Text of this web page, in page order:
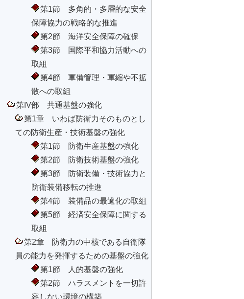
第1節 多角的・多層的な安全
保障協力の戦略的な推進
第2節 海洋安全保障の確保
第3節 国際平和協力活動への
取組
第4節 軍備管理・軍縮や不拡
散への取組
第IV部 共通基盤の強化
第1章 いわば防衛力そのものとし
ての防衛生産・技術基盤の強化
第1節 防衛生産基盤の強化
第2節 防衛技術基盤の強化
第3節 防衛装備・技術協力と
防衛装備移転の推進
第4節 装備品の最適化の取組
第5節 経済安全保障に関する
取組
第2章 防衛力の中核である自衛隊
員の能力を発揮するための基盤の強化
第1節 人的基盤の強化
第2節 ハラスメントを一切許
容しない環境の構築